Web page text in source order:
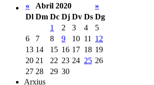
«
Abril 2020
»
Dl Dm Dc Dj Dv Ds Dg
1
2 3 4
5
6
7 8 9 10 11
12
13 14 15 16 17 18 19
20 21 22 23 24 25 26
27 28 29 30
Arxius